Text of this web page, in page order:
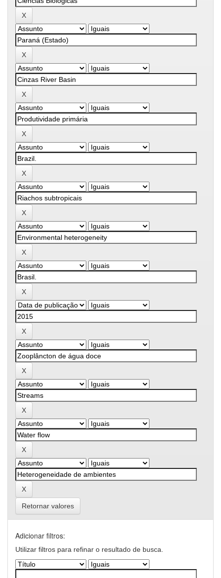
Retornar valores
Adicionar filtros:
Utilizar filtros para refinar o resultado de busca.